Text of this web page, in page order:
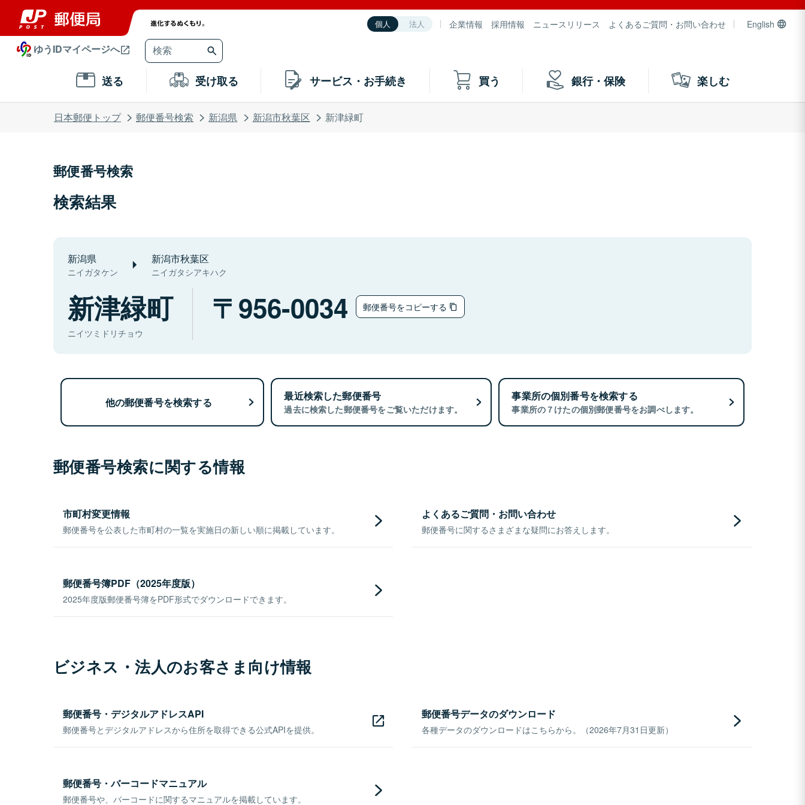
個人 法人 企業情報 採用情報 ニュースリリース よくあるご質問・お問い合わせ English
ゆうIDマイページへ
送る 受け取る サービス・お手続き 買う 銀行・保険 楽しむ
日本郵便トップ 郵便番号検索 新潟県 新潟市秋葉区 新津緑町
郵便番号検索
検索結果
新潟県
ニイガタケン
新潟市秋葉区
ニイガタシアキハク
新津緑町
ニイツミドリチョウ
956-0034 郵便番号をコピーする
他の郵便番号を検索する 最近検索した郵便番号
過去に検索した郵便番号をご覧いただけます。
事業所の個別番号を検索する
事業所の７けたの個別郵便番号をお調べします。
郵便番号検索に関する情報
市町村変更情報
郵便番号を公表した市町村の一覧を実施日の新しい順に掲載しています。
よくあるご質問・お問い合わせ
郵便番号に関するさまざまな疑問にお答えします。
郵便番号簿PDF（2025年度版）
2025年度版郵便番号簿をPDF形式でダウンロードできます。
ビジネス・法人のお客さま向け情報
郵便番号・デジタルアドレスAPI
郵便番号とデジタルアドレスから住所を取得できる公式APIを提供。
郵便番号データのダウンロード
各種データのダウンロードはこちらから。（2026年7月31日更新）
郵便番号・バーコードマニュアル
郵便番号や、バーコードに関するマニュアルを掲載しています。